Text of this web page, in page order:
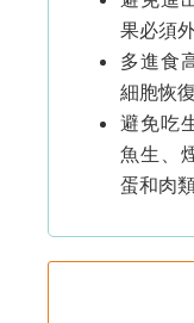
果必須
多進食
細胞恢
避免吃
魚生、
蛋和肉